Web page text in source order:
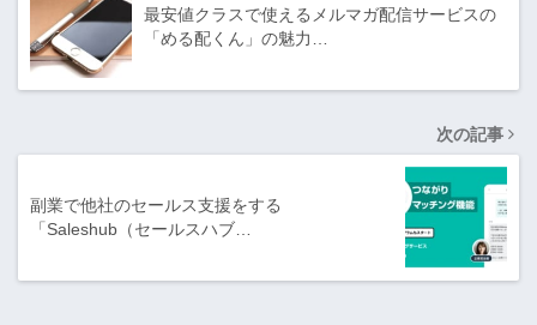
最安値クラスで使えるメルマガ配信サービスの
「める配くん」の魅力…
次の記事
副業で他社のセールス支援をする
「Saleshub（セールスハブ…